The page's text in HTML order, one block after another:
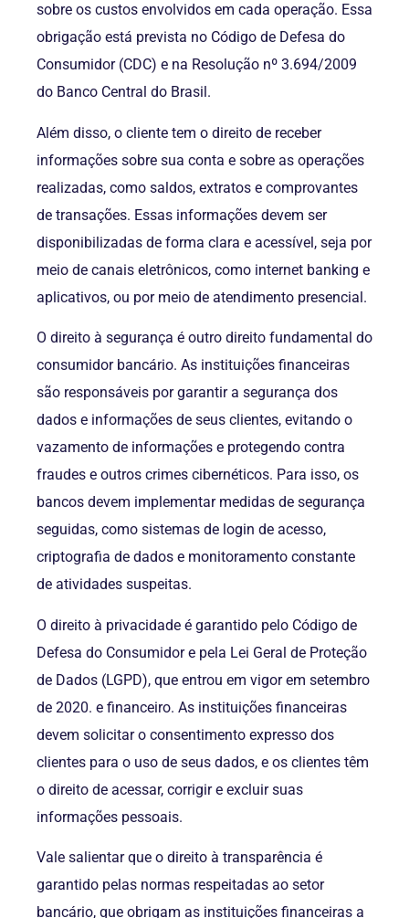
sobre os custos envolvidos em cada operação. Essa
obrigação está prevista no Código de Defesa do
Consumidor (CDC) e na Resolução nº 3.694/2009
do Banco Central do Brasil.
Além disso, o cliente tem o direito de receber
informações sobre sua conta e sobre as operações
realizadas, como saldos, extratos e comprovantes
de transações. Essas informações devem ser
disponibilizadas de forma clara e acessível, seja por
meio de canais eletrônicos, como internet banking e
aplicativos, ou por meio de atendimento presencial.
O direito à segurança é outro direito fundamental do
consumidor bancário. As instituições financeiras
são responsáveis ​​por garantir a segurança dos
dados e informações de seus clientes, evitando o
vazamento de informações e protegendo contra
fraudes e outros crimes cibernéticos. Para isso, os
bancos devem implementar medidas de segurança
seguidas, como sistemas de login de acesso,
criptografia de dados e monitoramento constante
de atividades suspeitas.
O direito à privacidade é garantido pelo Código de
Defesa do Consumidor e pela Lei Geral de Proteção
de Dados (LGPD), que entrou em vigor em setembro
de 2020. e financeiro. As instituições financeiras
devem solicitar o consentimento expresso dos
clientes para o uso de seus dados, e os clientes têm
o direito de acessar, corrigir e excluir suas
informações pessoais.
Vale salientar que o direito à transparência é
garantido pelas normas respeitadas ao setor
bancário, que obrigam as instituições financeiras a